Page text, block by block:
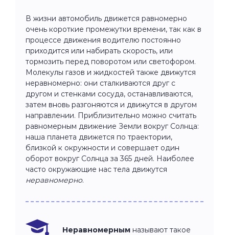
В жизни автомобиль движется равномерно
очень короткие промежутки времени, так как в
процессе движения водителю постоянно
приходится или набирать скорость, или
тормозить перед поворотом или светофором.
Молекулы газов и жидкостей также движутся
неравномерно: они сталкиваются друг с
другом и стенками сосуда, останавливаются,
затем вновь разгоняются и движутся в другом
направлении. Приблизительно можно считать
равномерным движение Земли вокруг Солнца:
наша планета движется по траектории,
близкой к окружности и совершает один
оборот вокруг Солнца за 365 дней. Наиболее
часто окружающие нас тела движутся
неравномерно.
Неравномерным называют такое